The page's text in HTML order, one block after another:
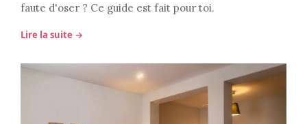
faute d'oser ? Ce guide est fait pour toi.
Lire la suite →